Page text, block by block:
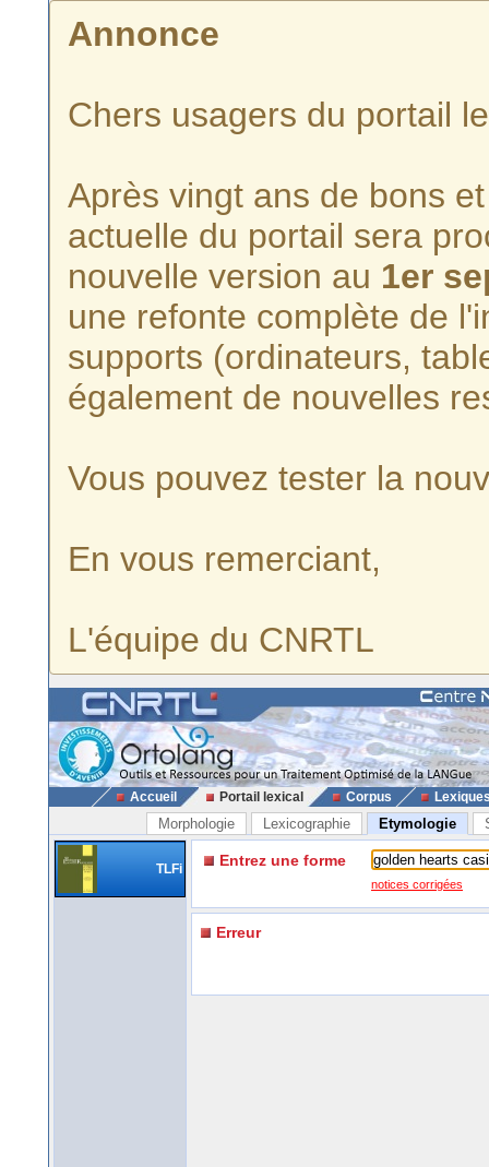
Annonce
Chers usagers du portail
Après vingt ans de bons
actuelle du portail sera
nouvelle version au 1er
une refonte complète de
supports (ordinateurs,
également de nouvelles
Vous pouvez tester la
En vous remerciant,
L'équipe du CNRTL
Accueil Portail lexical Corpus
Morphologie Lexicographie Etymologie
TLFi Entrez une forme
notices corrigées
Erreur